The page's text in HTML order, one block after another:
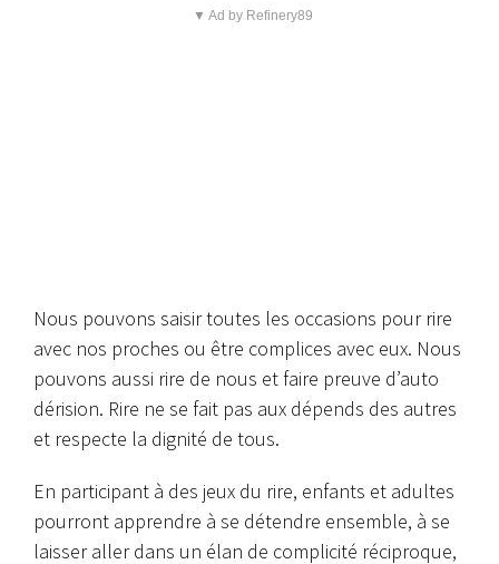
▼ Ad by Refinery89
Nous pouvons saisir toutes les occasions pour rire
avec nos proches ou être complices avec eux. Nous
pouvons aussi rire de nous et faire preuve d’auto
dérision. Rire ne se fait pas aux dépends des autres
et respecte la dignité de tous.
En participant à des jeux du rire, enfants et adultes
pourront apprendre à se détendre ensemble, à se
laisser aller dans un élan de complicité réciproque,